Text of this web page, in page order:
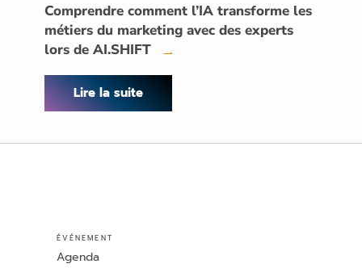
Comprendre comment l’IA transforme les
métiers du marketing avec des experts
lors de AI.SHIFT
→
Lire la suite
ÉVÉNEMENT
Agenda